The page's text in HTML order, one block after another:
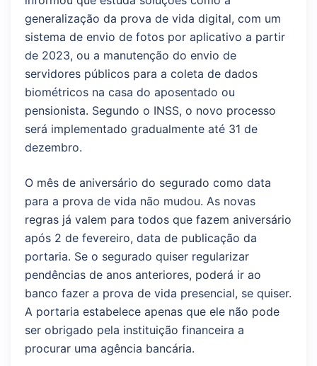
generalização da prova de vida digital, com um
sistema de envio de fotos por aplicativo a partir
de 2023, ou a manutenção do envio de
servidores públicos para a coleta de dados
biométricos na casa do aposentado ou
pensionista. Segundo o INSS, o novo processo
será implementado gradualmente até 31 de
dezembro.
O mês de aniversário do segurado como data
para a prova de vida não mudou. As novas
regras já valem para todos que fazem aniversário
após 2 de fevereiro, data de publicação da
portaria. Se o segurado quiser regularizar
pendências de anos anteriores, poderá ir ao
banco fazer a prova de vida presencial, se quiser.
A portaria estabelece apenas que ele não pode
ser obrigado pela instituição financeira a
procurar uma agência bancária.